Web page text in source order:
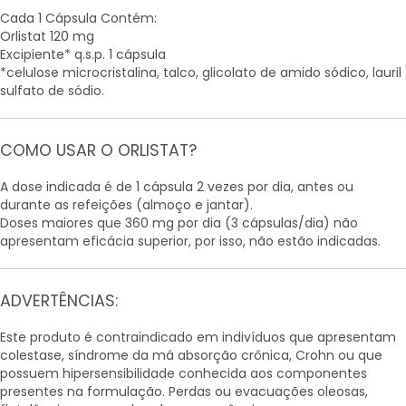
Cada 1 Cápsula Contém:
Orlistat 120 mg
Excipiente* q.s.p. 1 cápsula
*celulose microcristalina, talco, glicolato de amido sódico, lauril
sulfato de sódio.
COMO USAR O ORLISTAT?
A dose indicada é de 1 cápsula 2 vezes por dia, antes ou
durante as refeições (almoço e jantar).
Doses maiores que 360 mg por dia (3 cápsulas/dia) não
apresentam eficácia superior, por isso, não estão indicadas.
ADVERTÊNCIAS:
Este produto é contraindicado em indivíduos que apresentam
colestase, síndrome da má absorção crônica, Crohn ou que
possuem hipersensibilidade conhecida aos componentes
presentes na formulação. Perdas ou evacuações oleosas,